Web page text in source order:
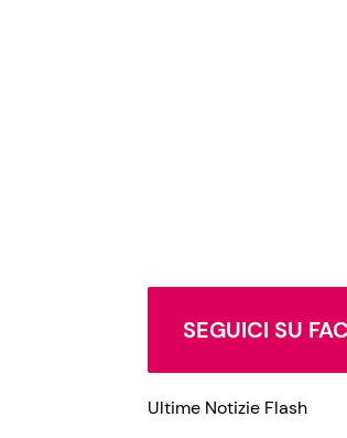
SEGUICI SU
Ultime Notizie Flash